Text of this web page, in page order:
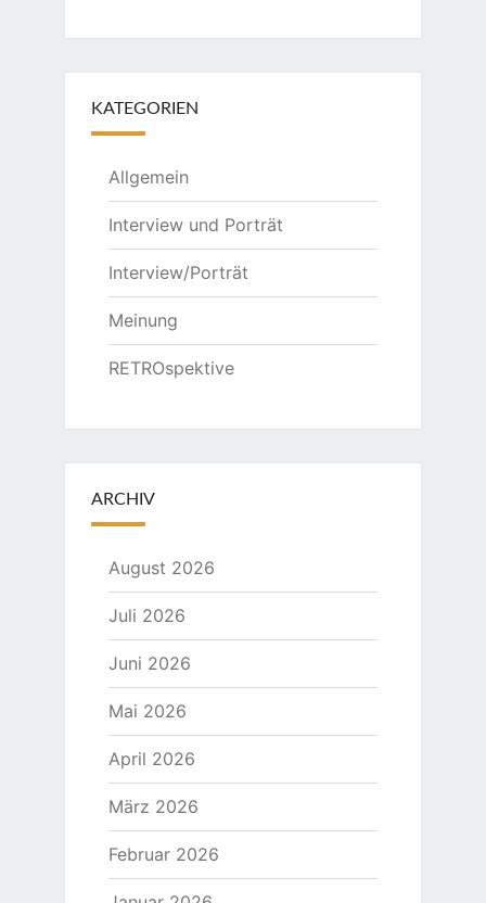
KATEGORIEN
Allgemein
Interview und Porträt
Interview/Porträt
Meinung
RETROspektive
ARCHIV
August 2026
Juli 2026
Juni 2026
Mai 2026
April 2026
März 2026
Februar 2026